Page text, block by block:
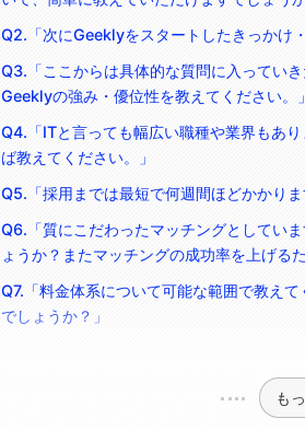
Q2.「次にGeeklyをスタートしたきっかけ
Q3.「ここからは具体的な質問に入ってい
Geeklyの強み・優位性を教えてください。」
Q4.「ITと言っても幅広い職種や業界もあ
ば教えてください。」
Q5.「採用までは最短で何週間ほどかかり
Q6.「質にこだわったマッチングとしてい
ょうか？またマッチングの成功率を上げる
Q7.「料金体系について可能な範囲で教え
でしょうか？」
も